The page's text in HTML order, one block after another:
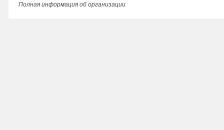
Полная информация об организации